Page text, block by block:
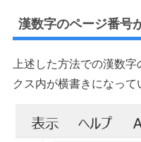
漢数字のページ番号
上述した方法での漢数
クス内が横書きになって